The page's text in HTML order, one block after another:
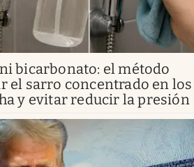
bicarbonato: el método
el sarro concentrado en los
y evitar reducir la presión